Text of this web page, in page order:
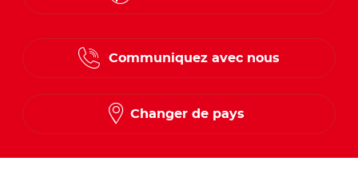
Communiquez avec nous
Changer de pays